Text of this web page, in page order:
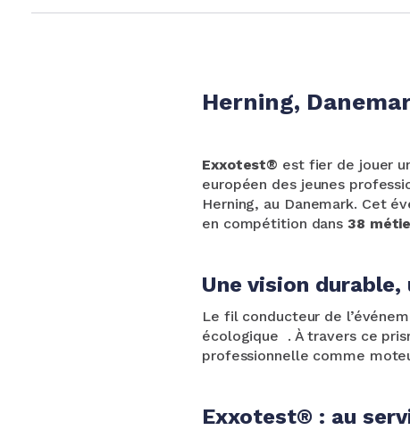
Herning,
Exxotest® est fier de jouer
européen des jeunes
Herning, au Danemark. Cet
en compétition dans 38
Une vision durable,
Le fil conducteur de
écologique
. À travers ce
professionnelle comme
Exxotest® : au